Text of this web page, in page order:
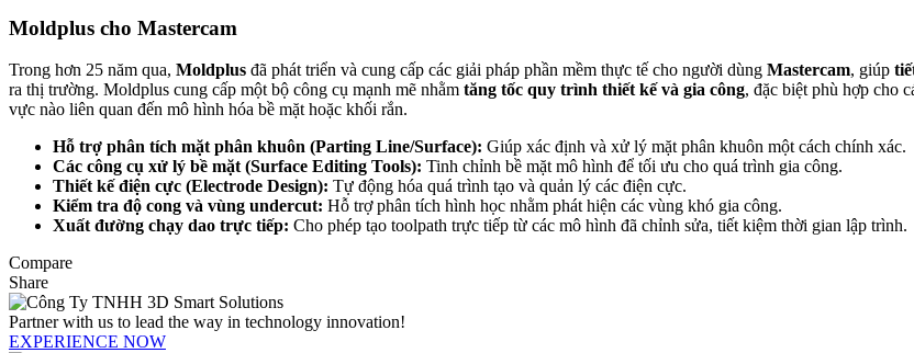
Moldplus cho Mastercam
Trong hơn 25 năm qua, Moldplus đã phát triển và cung cấp các giải pháp phần mềm thực tế cho người dùng Mastercam, giúp
ra thị trường. Moldplus cung cấp một bộ công cụ mạnh mẽ nhằm tăng tốc quy trình thiết kế và gia công, đặc biệt phù hợp cho
vực nào liên quan đến mô hình hóa bề mặt hoặc khối rắn.
Hỗ trợ phân tích mặt phân khuôn (Parting Line/Surface): Giúp xác định và xử lý mặt phân khuôn một cách chính xác.
Các công cụ xử lý bề mặt (Surface Editing Tools): Tinh chỉnh bề mặt mô hình để tối ưu cho quá trình gia công.
Thiết kế điện cực (Electrode Design): Tự động hóa quá trình tạo và quản lý các điện cực.
Kiểm tra độ cong và vùng undercut: Hỗ trợ phân tích hình học nhằm phát hiện các vùng khó gia công.
Xuất đường chạy dao trực tiếp: Cho phép tạo toolpath trực tiếp từ các mô hình đã chỉnh sửa, tiết kiệm thời gian lập trình.
Compare
Share
Partner with us to lead the way in technology innovation!
EXPERIENCE NOW